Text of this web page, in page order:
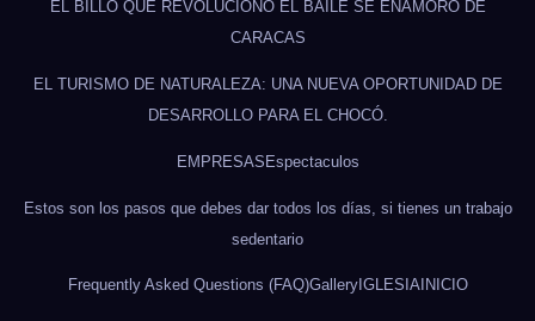
EL BILLO QUE REVOLUCIONÓ EL BAILE SE ENAMORÓ DE
CARACAS
EL TURISMO DE NATURALEZA: UNA NUEVA OPORTUNIDAD DE
DESARROLLO PARA EL CHOCÓ.
EMPRESAS Espectaculos
Estos son los pasos que debes dar todos los días, si tienes un trabajo
sedentario
Frequently Asked Questions (FAQ)GalleryIGLESIAINICIO